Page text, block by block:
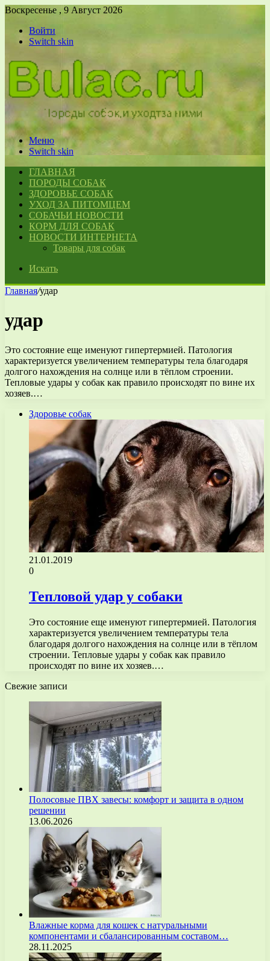
Воскресенье , 9 Август 2026
Войти
Switch skin
Меню
Switch skin
ГЛАВНАЯ
ПОРОДЫ СОБАК
ЗДОРОВЬЕ СОБАК
УХОД ЗА ПИТОМЦЕМ
СОБАЧЬИ НОВОСТИ
КОРМ ДЛЯ СОБАК
НОВОСТИ ИНТЕРНЕТА
Товары для собак
Искать
Главная/удар
удар
Это состояние еще именуют гипертермией. Патология
характеризуется увеличением температуры тела благодаря
долгого нахождения на солнце или в тёплом строении.
Тепловые удары у собак как правило происходят по вине их
хозяев.…
Здоровье собак
21.01.2019
0
Тепловой удар у собаки
Это состояние еще именуют гипертермией. Патология
характеризуется увеличением температуры тела
благодаря долгого нахождения на солнце или в тёплом
строении. Тепловые удары у собак как правило
происходят по вине их хозяев.…
Свежие записи
Полосовые ПВХ завесы: комфорт и защита в одном
решении
13.06.2026
Влажные корма для кошек с натуральными
компонентами и сбалансированным составом…
28.11.2025